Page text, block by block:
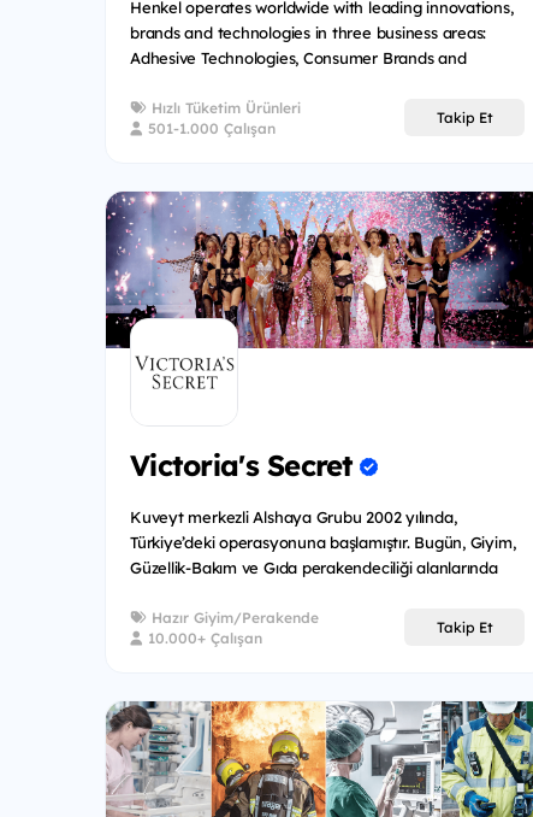
Henkel operates worldwide with leading innovations,
brands and technologies in three business areas:
Adhesive Technologies, Consumer Brands and
Hızlı Tüketim Ürünleri
501-1.000 Çalışan
Takip Et
Victoria's Secret
Kuveyt merkezli Alshaya Grubu 2002 yılında,
Türkiye’deki operasyonuna başlamıştır. Bugün, Giyim,
Güzellik-Bakım ve Gıda perakendeciliği alanlarında
Hazır Giyim/Perakende
10.000+ Çalışan
Takip Et